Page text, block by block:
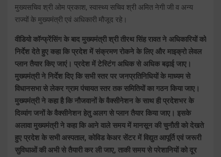
मुख्यसचिव श्री ओम प्रकाश, स्वास्थ्य सचिव श्री अमित नेगी जी व अन्य
राज्यों के मुख्यमंत्री एवं अधिकारी मौजूद रहे।
वीडियो कॉन्फ्रेंसिंग के बाद मुख्यमंत्री श्री तीरथ सिंह रावत ने अधिकारियों को
निर्देश देते हुए कहा कि प्रदेश में संक्रमण रोकने के लिए और माइक्रो लेवल
प्लान तैयार किए जाएं। प्रदेश में टेस्टिंग अधिक से अधिक बढ़ाई जाए।
मुख्यमंत्री ने निर्देश दिए कि सभी स्तर पर जनप्रतिनिधियों के माध्यम से
विधानसभा से लेकर ग्राम पंचायत स्तर तक समितियों का गठन किया जाए।
मुख्यमंत्री ने कहा है कि नौजवानों के वैक्सीनेशन के साथ ही प्रदेशभर के
दिव्यांग जनों के वैक्सीनेशन हेतु अलग से प्लान तैयार किया जाए। इसके
अलावा मुख्यमंत्री ने कहा कि आने वाले समय में मानसून की चुनौती को देखते
हुए प्रदेश के सभी अस्पताल, कोविड केअर सेंटर में विद्युत आपूर्ति एवं जरूरी
सुविधाओं की अभी से तैयारी कर ली जाए, ताकी समय से परेशानियों को दूर